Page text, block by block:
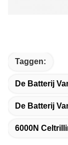
Taggen:
De Batterij
De Batterij
6000N